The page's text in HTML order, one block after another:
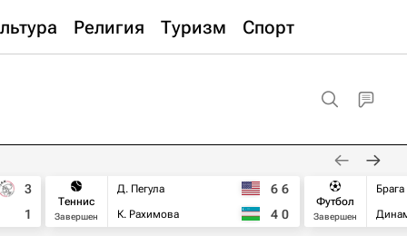
Религия Туризм Спорт
3
1
Теннис
Завершен
Д. Пегула
К. Рахимова
6 6
4 0
Футбол
Завершен
Брага